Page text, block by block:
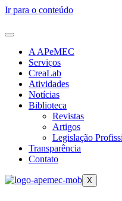
Ir para o conteúdo
A APeMEC
Serviços
CreaLab
Atividades
Notícias
Biblioteca
Revistas
Artigos
Legislação
Transparência
Contato
X